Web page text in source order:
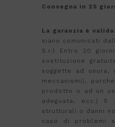
Consegna in 25
La garanzia è valida:
siano comunicati
S.r.l Entro 20
sostituzione
soggette ad usura,
meccanismi),
prodotto o ad un
adeguata, ecc.)
strutturali o danni
caso di problemi